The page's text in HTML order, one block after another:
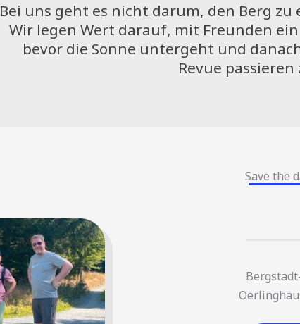
Bei uns geht es nicht darum, den Berg
Wir legen Wert darauf, mit Freunden
bevor die Sonne untergeht und
Revue passieren
Save the